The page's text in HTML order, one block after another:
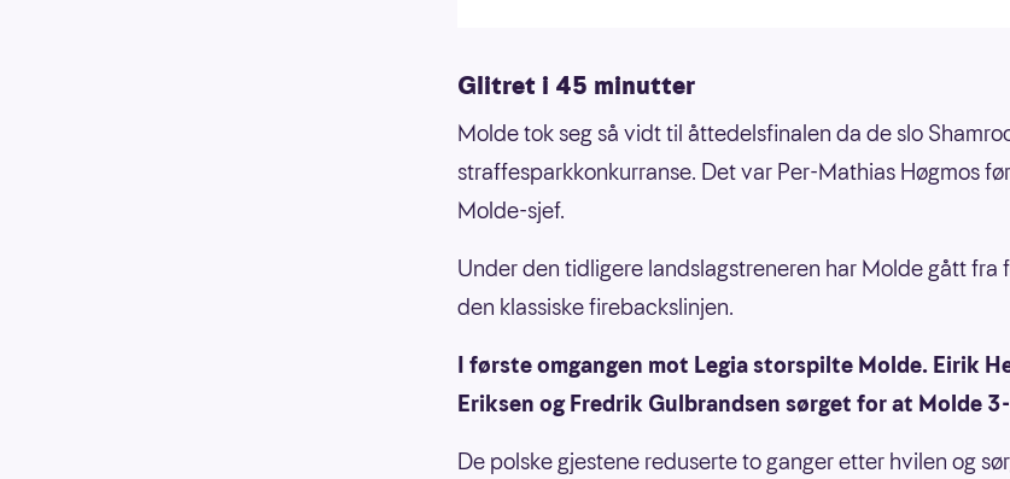
Glitret i 45 minutter
Molde tok seg så vidt til åttedelsfinalen da de slo
straffesparkkonkurranse. Det var Per-Mathias Høgmos
Molde-sjef.
Under den tidligere landslagstreneren har Molde gått fra
den klassiske firebackslinjen.
I første omgangen mot Legia storspilte Molde. Eirik
Eriksen og Fredrik Gulbrandsen sørget for at Molde
De polske gjestene reduserte to ganger etter hvilen og